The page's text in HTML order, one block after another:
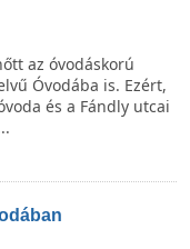
az óvodáskorú
Óvodába is. Ezért,
és a Fándly utcai